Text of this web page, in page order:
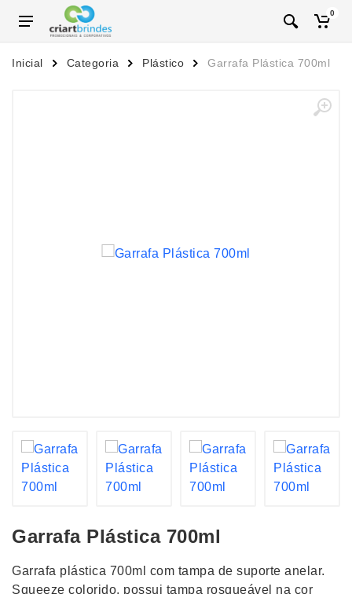
0
Inicial Categoria Plástico Garrafa Plástica 700ml
Garrafa Plástica 700ml
Garrafa plástica 700ml com tampa de suporte anelar.
Squeeze colorido, possui tampa rosqueável na cor